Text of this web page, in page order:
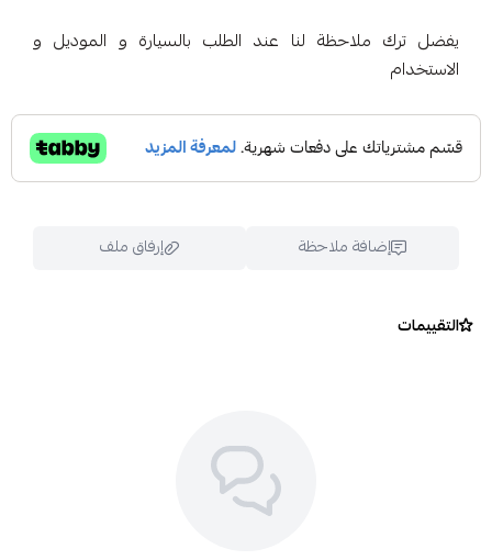
يفضل ترك ملاحظة لنا عند الطلب بالسيارة و الموديل و
الاستخدام
إضافة ملاحظة إرفاق ملف
التقييمات